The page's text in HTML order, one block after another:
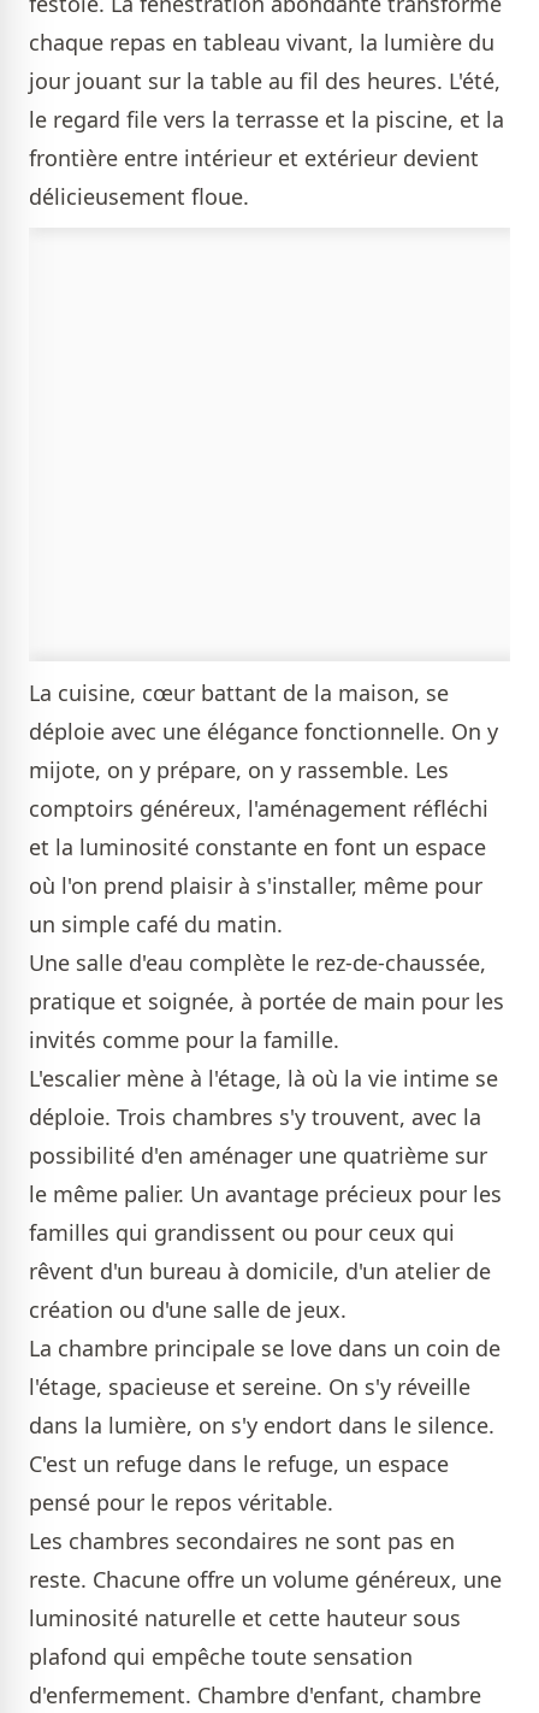
chaque repas en tableau vivant, la lumière du
jour jouant sur la table au fil des heures. L'été,
le regard file vers la terrasse et la piscine, et la
frontière entre intérieur et extérieur devient
délicieusement floue.
La cuisine, cœur battant de la maison, se
déploie avec une élégance fonctionnelle. On y
mijote, on y prépare, on y rassemble. Les
comptoirs généreux, l'aménagement réfléchi
et la luminosité constante en font un espace
où l'on prend plaisir à s'installer, même pour
un simple café du matin.
Une salle d'eau complète le rez-de-chaussée,
pratique et soignée, à portée de main pour les
invités comme pour la famille.
L'escalier mène à l'étage, là où la vie intime se
déploie. Trois chambres s'y trouvent, avec la
possibilité d'en aménager une quatrième sur
le même palier. Un avantage précieux pour les
familles qui grandissent ou pour ceux qui
rêvent d'un bureau à domicile, d'un atelier de
création ou d'une salle de jeux.
La chambre principale se love dans un coin de
l'étage, spacieuse et sereine. On s'y réveille
dans la lumière, on s'y endort dans le silence.
C'est un refuge dans le refuge, un espace
pensé pour le repos véritable.
Les chambres secondaires ne sont pas en
reste. Chacune offre un volume généreux, une
luminosité naturelle et cette hauteur sous
plafond qui empêche toute sensation
d'enfermement. Chambre d'enfant, chambre